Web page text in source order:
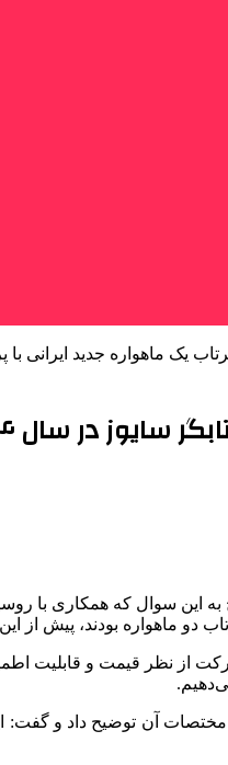
یک‌ ماهواره جدید ایرانی با
سایوز در سال ۱۴۰۴
به این سوال که همکاری با
دو ماهواره بودند، پیش از
از نظر قیمت و قابلیت